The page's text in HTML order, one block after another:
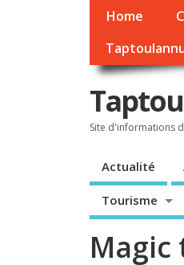
Home
Site d'informations
Actualité
Tourisme